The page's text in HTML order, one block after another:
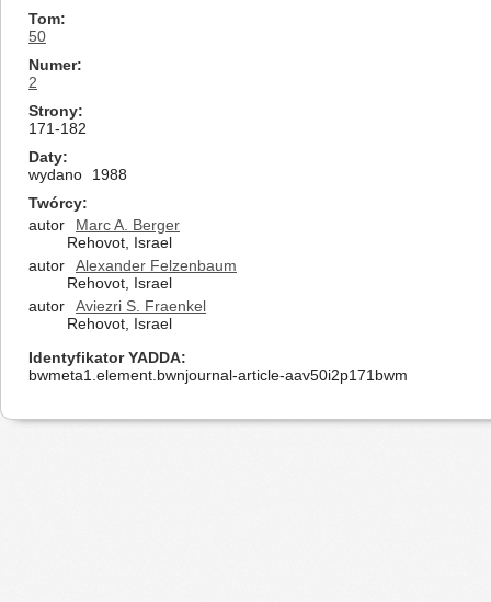
Tom
50
Numer
2
Strony
171-182
Daty
wydano
1988
Twórcy
autor
Marc A. Berger
Rehovot, Israel
autor
Alexander Felzenbaum
Rehovot, Israel
autor
Aviezri S. Fraenkel
Rehovot, Israel
Identyfikator YADDA
bwmeta1.element.bwnjournal-article-aav50i2p171bwm